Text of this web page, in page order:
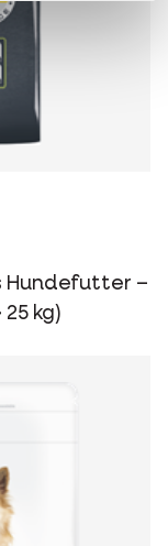
Hundefutter –
25 kg)